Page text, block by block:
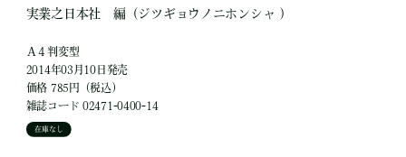
実業之日本社 編（ジツギョウノニホンシャ ）
Ａ４判変型
2014年03月10日発売
価格 785円（税込）
雑誌コード 02471-0400-14
在庫なし